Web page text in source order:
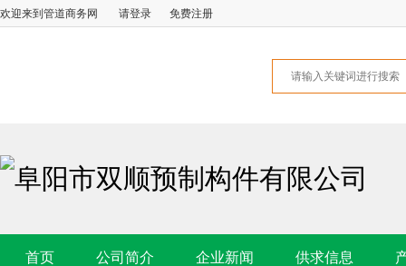
欢迎来到管道商务网 请登录 免费注册
阜阳市双顺预制构件有限公司
首页 公司简介 企业新闻 供求信息